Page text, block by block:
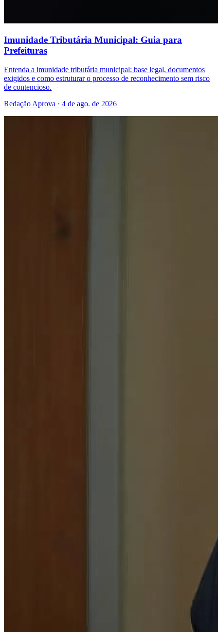
Imunidade Tributária Municipal: Guia para
Prefeituras
Entenda a imunidade tributária municipal: base legal, documentos
exigidos e como estruturar o processo de reconhecimento sem risco
de contencioso.
Redação Aprova · 4 de ago. de 2026